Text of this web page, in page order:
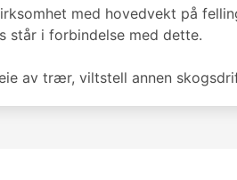
med hovedvekt på
står i forbindelse med dette.
av trær, viltstell annen